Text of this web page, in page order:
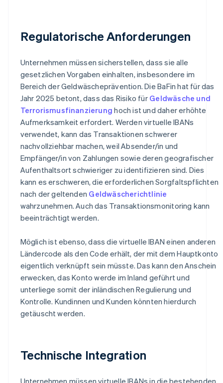
Regulatorische Anforderungen
Unternehmen müssen sicherstellen, dass sie alle
gesetzlichen Vorgaben einhalten, insbesondere im
Bereich der Geldwäscheprävention. Die BaFin hat für das
Jahr 2025 betont, dass das Risiko für Geldwäsche und
Terrorismusfinanzierung hoch ist und daher erhöhte
Aufmerksamkeit erfordert. Werden virtuelle IBANs
verwendet, kann das Transaktionen schwerer
nachvollziehbar machen, weil Absender/in und
Empfänger/in von Zahlungen sowie deren geografischer
Aufenthaltsort schwieriger zu identifizieren sind. Dies
kann es erschweren, die erforderlichen Sorgfaltspflichten
nach der geltenden Geldwäscherichtlinie
wahrzunehmen. Auch das Transaktionsmonitoring kann
beeinträchtigt werden.
Möglich ist ebenso, dass die virtuelle IBAN einen anderen
Ländercode als den Code erhält, der mit dem Hauptkonto
eigentlich verknüpft sein müsste. Das kann den Anschein
erwecken, das Konto werde im Inland geführt und
unterliege somit der inländischen Regulierung und
Kontrolle. Kundinnen und Kunden könnten hierdurch
getäuscht werden.
Technische Integration
Unternehmen müssen virtuelle IBANs in die bestehenden